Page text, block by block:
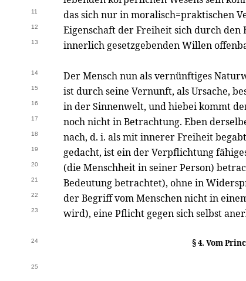
11 das sich nur in moralisch=praktischen
12 Eigenschaft der Freiheit sich durch
13 innerlich gesetzgebenden Willen
14 Der Mensch nun als vernünftiges
15 ist durch seine Vernunft, als Ursache,
16 in der Sinnenwelt, und hiebei kommt
17 noch nicht in Betrachtung. Eben
18 nach, d. i. als mit innerer Freiheit
19 gedacht, ist ein der Verpflichtung
20 (die Menschheit in seiner Person)
21 Bedeutung betrachtet), ohne in
22 der Begriff vom Menschen nicht in
23 wird), eine Pflicht gegen sich selbst
24 § 4. Vom
25